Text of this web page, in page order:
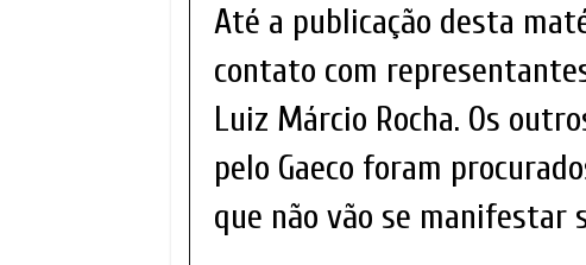
Até a publicação desta
contato com
Luiz Márcio Rocha. Os
pelo Gaeco foram
que não vão se manifestar